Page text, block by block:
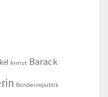
Armut Barack
Bundesrepublik